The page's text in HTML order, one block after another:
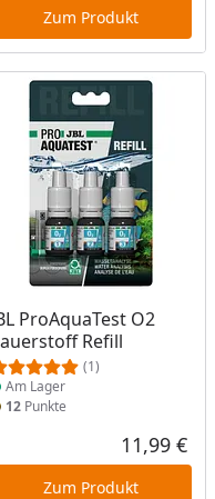
Zum Produkt
ProzentPreis
Preis
ProAquaTest O2
Refill
(1)
am Lager
Am Lager
12Punkte
11,99 €
Zum Produkt